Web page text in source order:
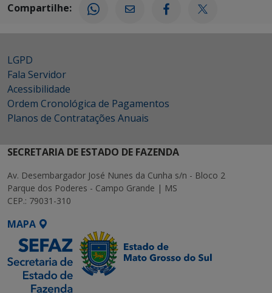
Compartilhe:
LGPD
Fala Servidor
Acessibilidade
Ordem Cronológica de Pagamentos
Planos de Contratações Anuais
SECRETARIA DE ESTADO DE FAZENDA
Av. Desembargador José Nunes da Cunha s/n - Bloco 2
Parque dos Poderes - Campo Grande | MS
CEP.: 79031-310
MAPA